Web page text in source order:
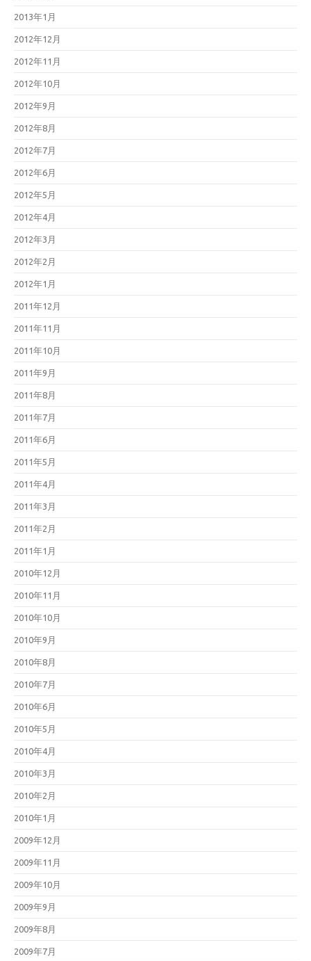
2013年1月
2012年12月
2012年11月
2012年10月
2012年9月
2012年8月
2012年7月
2012年6月
2012年5月
2012年4月
2012年3月
2012年2月
2012年1月
2011年12月
2011年11月
2011年10月
2011年9月
2011年8月
2011年7月
2011年6月
2011年5月
2011年4月
2011年3月
2011年2月
2011年1月
2010年12月
2010年11月
2010年10月
2010年9月
2010年8月
2010年7月
2010年6月
2010年5月
2010年4月
2010年3月
2010年2月
2010年1月
2009年12月
2009年11月
2009年10月
2009年9月
2009年8月
2009年7月